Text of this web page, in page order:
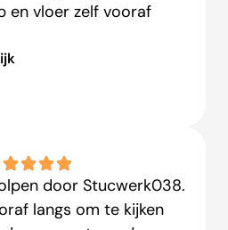
en vloer zelf vooraf
door Stucwerk038.
langs om te kijken